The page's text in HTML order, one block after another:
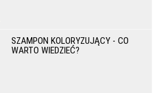
SZAMPON KOLORYZUJĄCY - CO
WARTO WIEDZIEĆ?